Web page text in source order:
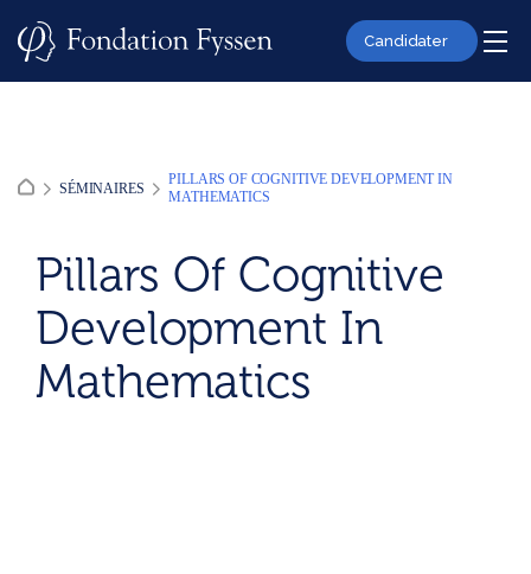
Candidater
SÉMINAIRES
PILLARS OF COGNITIVE DEVELOPMENT IN
MATHEMATICS
Pillars Of Cognitive
Development In
Mathematics